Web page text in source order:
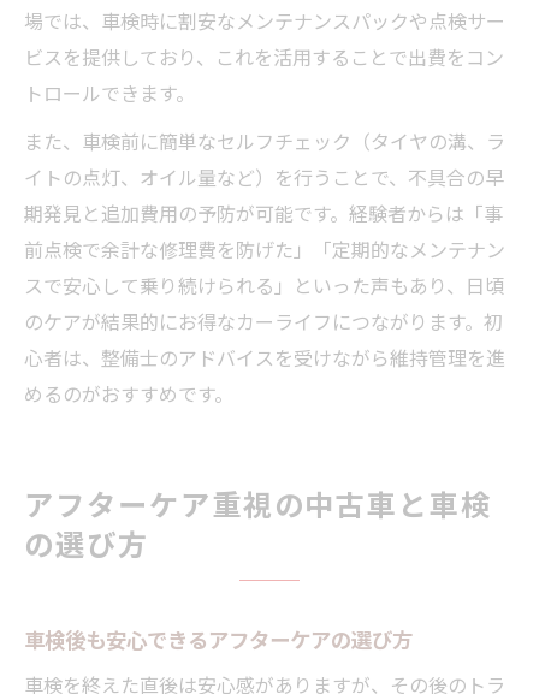
場では、車検時に割安なメンテナンスパックや点検サー
ビスを提供しており、これを活用することで出費をコン
トロールできます。
また、車検前に簡単なセルフチェック（タイヤの溝、ラ
イトの点灯、オイル量など）を行うことで、不具合の早
期発見と追加費用の予防が可能です。経験者からは「事
前点検で余計な修理費を防げた」「定期的なメンテナン
スで安心して乗り続けられる」といった声もあり、日頃
のケアが結果的にお得なカーライフにつながります。初
心者は、整備士のアドバイスを受けながら維持管理を進
めるのがおすすめです。
アフターケア重視の中古車と車検
の選び方
車検後も安心できるアフターケアの選び方
車検を終えた直後は安心感がありますが、その後のトラ